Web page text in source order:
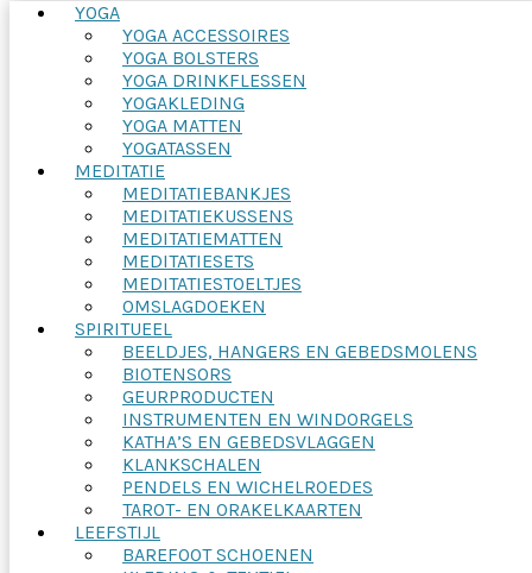
YOGA
YOGA ACCESSOIRES
YOGA BOLSTERS
YOGA DRINKFLESSEN
YOGAKLEDING
YOGA MATTEN
YOGATASSEN
MEDITATIE
MEDITATIEBANKJES
MEDITATIEKUSSENS
MEDITATIEMATTEN
MEDITATIESETS
MEDITATIESTOELTJES
OMSLAGDOEKEN
SPIRITUEEL
BEELDJES, HANGERS EN GEBEDSMOLENS
BIOTENSORS
GEURPRODUCTEN
INSTRUMENTEN EN WINDORGELS
KATHA’S EN GEBEDSVLAGGEN
KLANKSCHALEN
PENDELS EN WICHELROEDES
TAROT- EN ORAKELKAARTEN
LEEFSTIJL
BAREFOOT SCHOENEN